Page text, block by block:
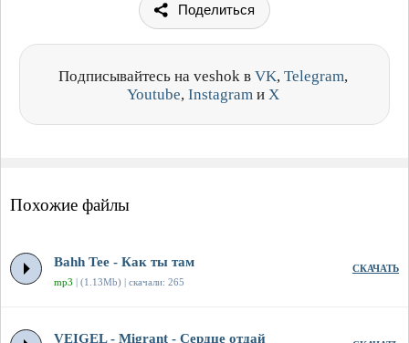
Поделиться
Подписывайтесь на veshok в VK, Telegram,
Youtube, Instagram и X
Похожие файлы
Bahh Tee - Как ты там
mp3 | (1.13Mb) | скачали: 265
СКАЧАТЬ
VEIGEL - Migrant - Сердце отдай